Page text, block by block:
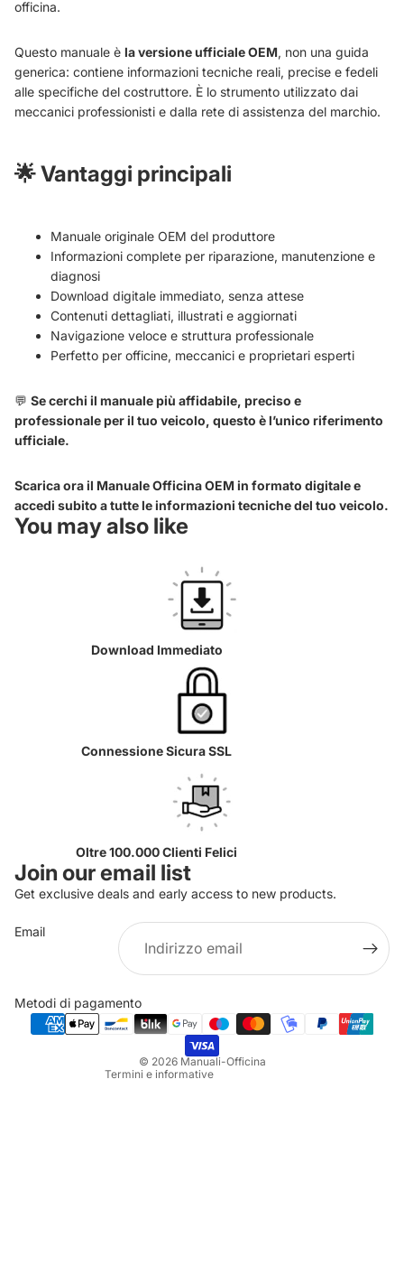
officina.
Questo manuale è la versione ufficiale OEM, non una guida
generica: contiene informazioni tecniche reali, precise e fedeli
alle specifiche del costruttore. È lo strumento utilizzato dai
meccanici professionisti e dalla rete di assistenza del marchio.
🌟Vantaggi principali
Manuale originale OEM del produttore
Informazioni complete per riparazione, manutenzione e
diagnosi
Download digitale immediato, senza attese
Contenuti dettagliati, illustrati e aggiornati
Navigazione veloce e struttura professionale
Perfetto per officine, meccanici e proprietari esperti
💬 Se cerchi il manuale più affidabile, preciso e
professionale per il tuo veicolo, questo è l’unico riferimento
ufficiale.
Scarica ora il Manuale Officina OEM in formato digitale e
accedi subito a tutte le informazioni tecniche del tuo veicolo.
You may also like
Download Immediato
Connessione Sicura SSL
Oltre 100.000 Clienti Felici
Join our email list
Get exclusive deals and early access to new products.
Email
Metodi di pagamento
© 2026 Manuali-Officina
Termini e informative
Informativa sulla privacy
Termini e condizioni del servizio